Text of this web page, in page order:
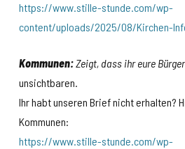
https://www.stille-stunde.com/wp-
content/uploads/2025/08/Kirchen-
Kommunen:Zeigt, dass ihr eure Bürger
unsichtbaren.
Ihr habt unseren Brief nicht erhalten?
Kommunen:
https://www.stille-stunde.com/wp-